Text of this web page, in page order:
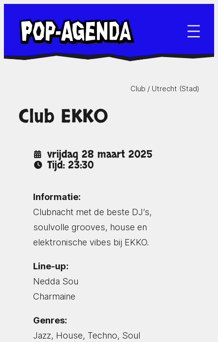
naar
inhoud
Club / Utrecht (Stad)
Club EKKO
vrijdag 28 maart 2025
Tijd: 23:30
Informatie:
Clubnacht met de beste DJ’s,
soulvolle grooves, house en
elektronische vibes bij EKKO.
Line-up:
Nedda Sou
Charmaine
Genres:
Jazz, House, Techno, Soul